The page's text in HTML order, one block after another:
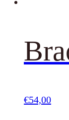
€54,00